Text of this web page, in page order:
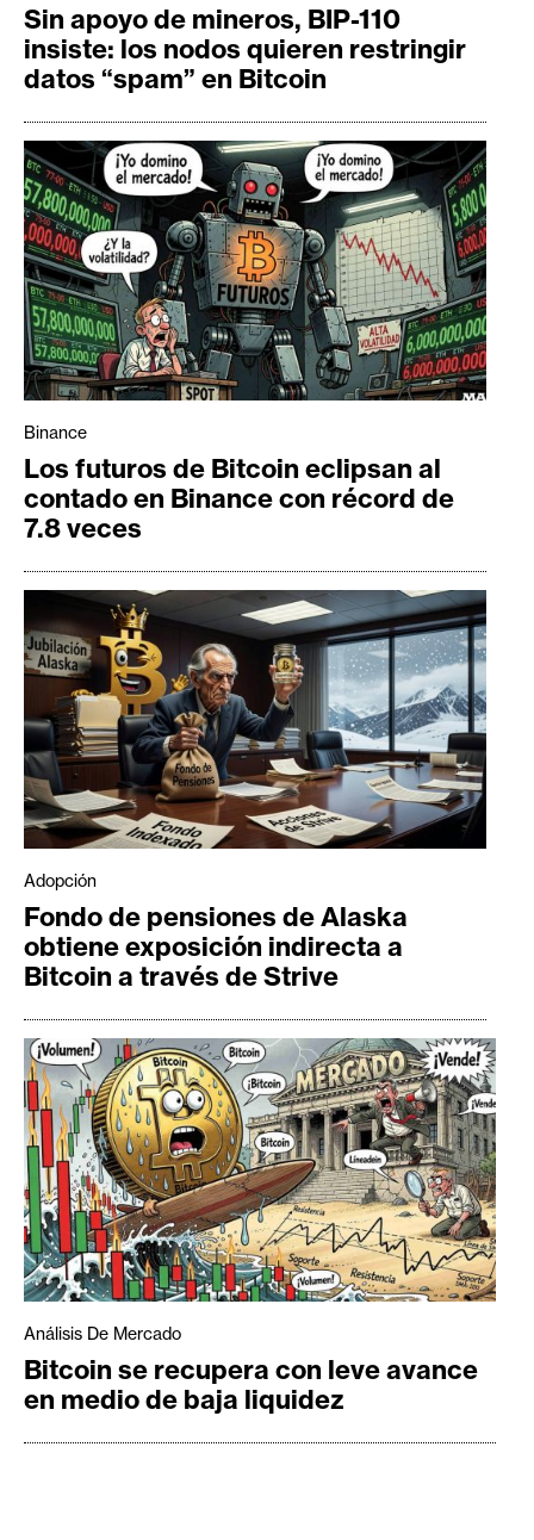
Sin apoyo de mineros, BIP-110
insiste: los nodos quieren restringir
datos “spam” en Bitcoin
Binance
Los futuros de Bitcoin eclipsan al
contado en Binance con récord de
7.8 veces
Adopción
Fondo de pensiones de Alaska
obtiene exposición indirecta a
Bitcoin a través de Strive
Análisis De Mercado
Bitcoin se recupera con leve avance
en medio de baja liquidez